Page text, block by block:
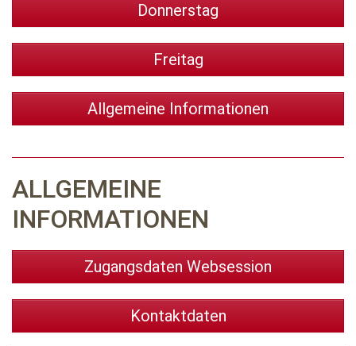
Donnerstag
Freitag
Allgemeine Informationen
ALLGEMEINE
INFORMATIONEN
Zugangsdaten Websession
Kontaktdaten